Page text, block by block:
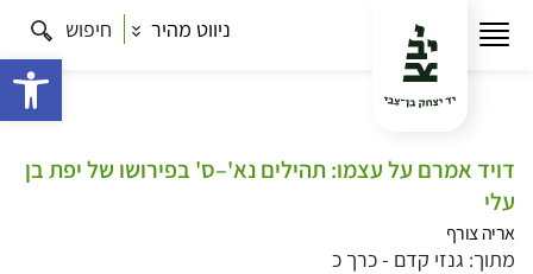
ניווט מהיר חיפוש
דויד אמרם על עצמו: תהילים נא'–ס' בפירושו של יפת בן
עלי
אריה צורף
מתוך: גנזי קדם - כרך כ